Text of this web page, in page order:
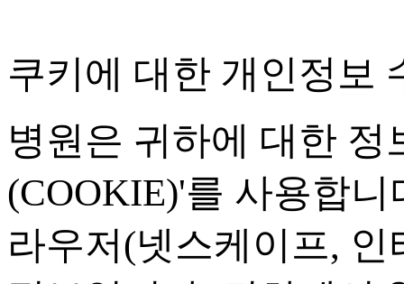
쿠키에 대한 개인정보
병원은 귀하에 대한
(COOKIE)'를 사용합니
라우저(넷스케이프, 인